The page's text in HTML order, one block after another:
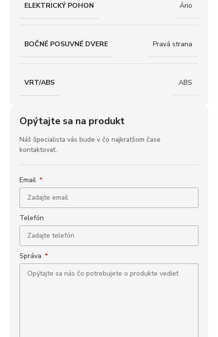
ELEKTRICKÝ POHON Áno
BOČNÉ POSUVNÉ DVERE Pravá strana
VRT/ABS ABS
Opýtajte sa na produkt
Náš špecialista vás bude v čo najkratšom čase
kontaktovať.
Email
Telefón
Správa